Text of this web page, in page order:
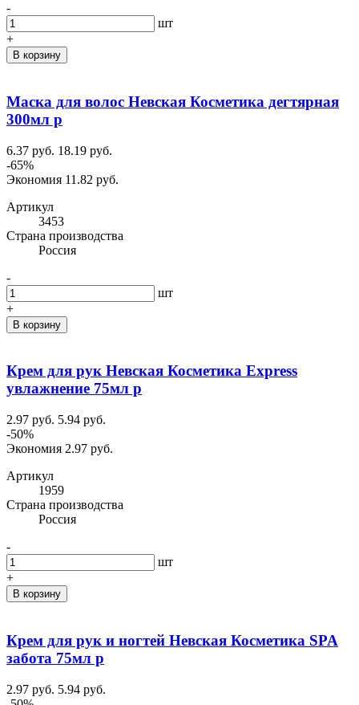
-
шт
+
В корзину
Маска для волос Невская Косметика дегтярная
300мл р
6.37 руб. 18.19 руб.
-65%
Экономия 11.82 руб.
Артикул
3453
Cтрана производства
Россия
-
шт
+
В корзину
Крем для рук Невская Косметика Express
увлажнение 75мл р
2.97 руб. 5.94 руб.
-50%
Экономия 2.97 руб.
Артикул
1959
Cтрана производства
Россия
-
шт
+
В корзину
Крем для рук и ногтей Невская Косметика SPA
забота 75мл р
2.97 руб. 5.94 руб.